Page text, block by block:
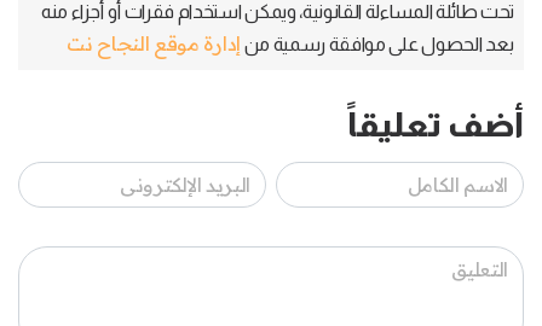
تحت طائلة المساءلة القانونية، ويمكن استخدام فقرات أو أجزاء منه
بعد الحصول على موافقة رسمية من إدارة موقع النجاح نت
أضف تعليقاً